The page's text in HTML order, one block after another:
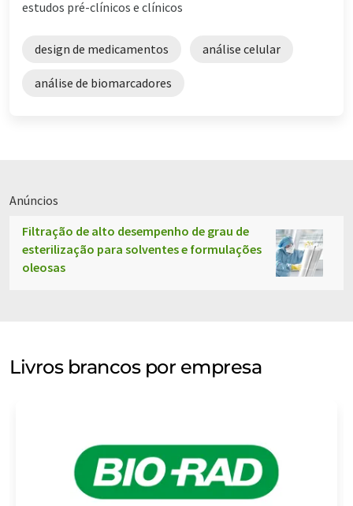
estudos pré-clínicos e clínicos
design de medicamentos análise celular
análise de biomarcadores
Anúncios
Filtração de alto desempenho de grau de
esterilização para solventes e formulações
oleosas
Livros brancos por empresa